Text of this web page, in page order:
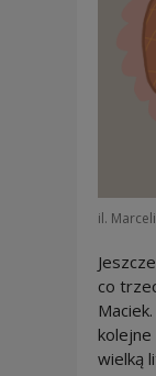
il.
co
kolejne
wielką